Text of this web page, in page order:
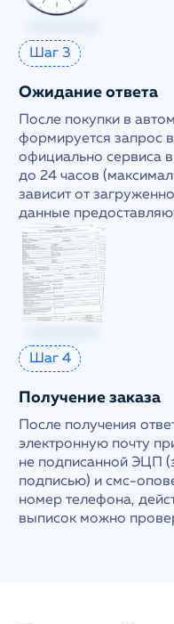
Шаг 3
Ожидание ответа
После покупки в
формируется запрос
официально сервиса
до 24 часов
зависит от
данные
Шаг 4
Получение заказа
После получения
электронную почту
не подписанной ЭЦП
подписью) и смс-
номер телефона,
выписок можно